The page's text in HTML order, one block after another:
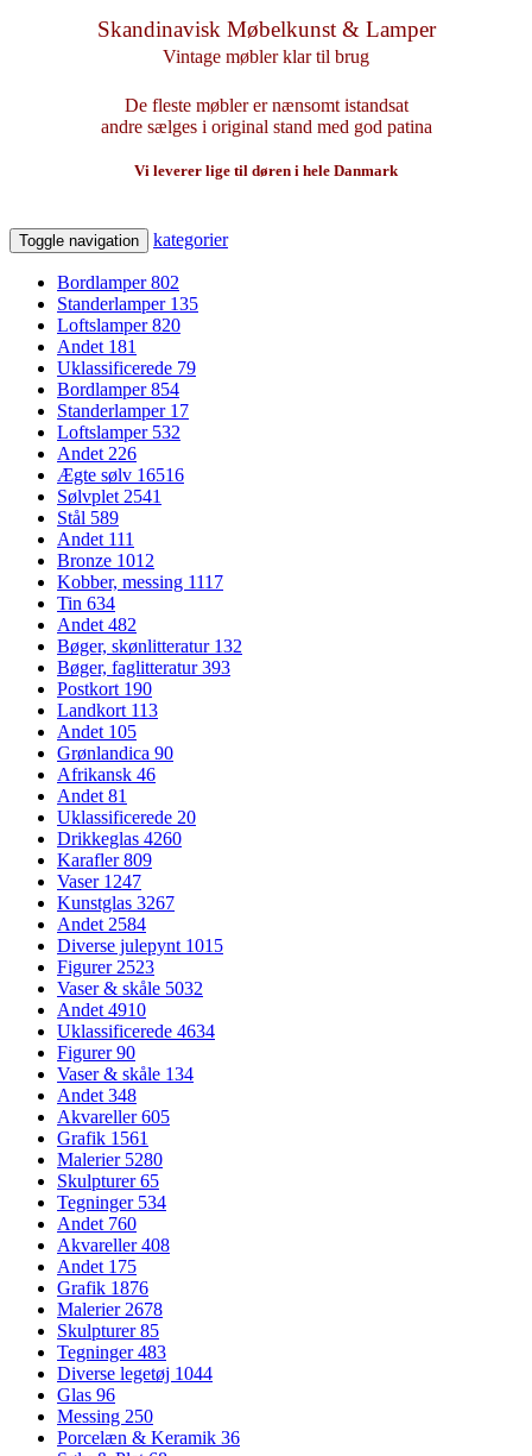
Skandinavisk Møbelkunst & Lamper
Vintage møbler klar til brug
De fleste møbler er nænsomt istandsat
andre sælges i original stand med god patina
Vi leverer lige til døren i hele Danmark
Toggle navigation kategorier
Bordlamper802
Standerlamper 135
Loftslamper820
Andet 181
Uklassificerede 79
Bordlamper854
Standerlamper 17
Loftslamper 532
Andet 226
Ægte sølv 16516
Sølvplet 2541
Stål 589
Andet 111
Bronze 1012
Kobber, messing 1117
Tin 634
Andet 482
Bøger, skønlitteratur 132
Bøger, faglitteratur393
Postkort 190
Landkort 113
Andet 105
Grønlandica 90
Afrikansk 46
Andet 81
Uklassificerede 20
Drikkeglas 4260
Karafler809
Vaser 1247
Kunstglas 3267
Andet 2584
Diverse julepynt 1015
Figurer 2523
Vaser & skåle 5032
Andet 4910
Uklassificerede 4634
Figurer90
Vaser & skåle 134
Andet 348
Akvareller605
Grafik 1561
Malerier 5280
Skulpturer65
Tegninger 534
Andet 760
Akvareller408
Andet 175
Grafik 1876
Malerier 2678
Skulpturer85
Tegninger483
Diverse legetøj 1044
Glas 96
Messing 250
Porcelæn & Keramik 36